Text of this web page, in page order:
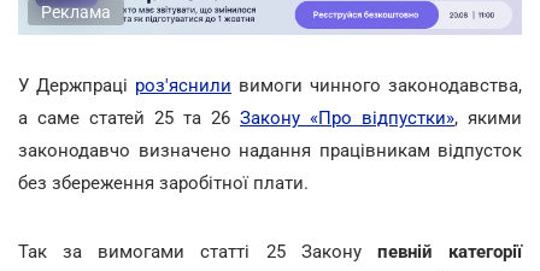
Реклама
У Держпраці роз'яснили вимоги чинного законодавства,
а саме статей 25 та 26 Закону «Про відпустки», якими
законодавчо визначено надання працівникам відпусток
без збереження заробітної плати.
Так за вимогами статті 25 Законупевній категорії